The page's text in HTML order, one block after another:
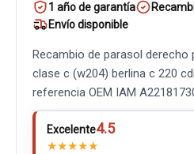
1 año de garantía
Envío disponible
Recambio de parasol derecho
clase c (w204) berlina c 220
referencia OEM IAM
Excelente4.5
★★★★★